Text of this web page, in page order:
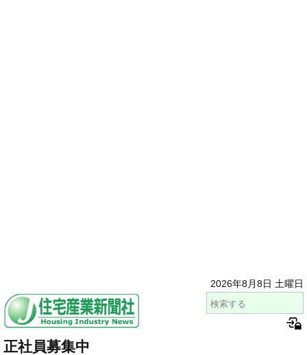
2026年8月8日 土曜日
正社員募集中